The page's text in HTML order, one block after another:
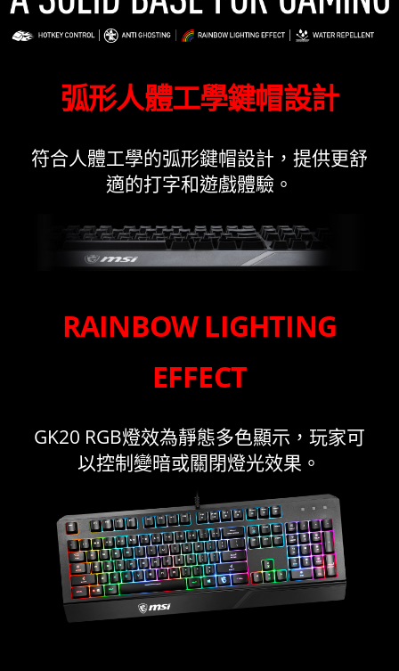
弧形人體工學鍵帽設計
符合人體工學的弧形鍵帽設計，提供更舒
適的打字和遊戲體驗。
RAINBOW LIGHTING
EFFECT
GK20 RGB燈效為靜態多色顯示，玩家可
以控制變暗或關閉燈光效果。